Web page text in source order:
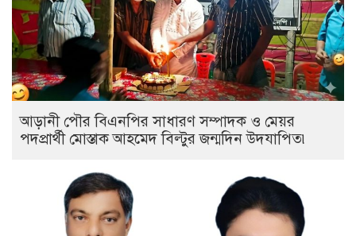
আড়ানী পৌর বিএনপির সাধারণ সম্পাদক ও মেয়র
পদপ্রার্থী মোস্তাক আহমেদ বিল্টুর জন্মদিন উদযাপিত৷